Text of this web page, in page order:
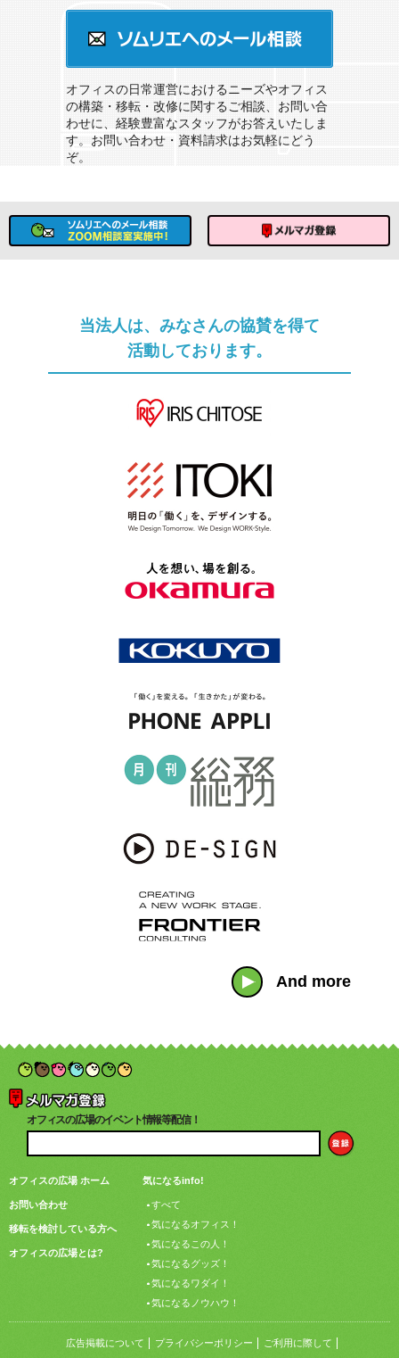
オフィスの日常運営におけるニーズやオフィス
の構築・移転・改修に関するご相談、お問い合
わせに、経験豊富なスタッフがお答えいたしま
す。お問い合わせ・資料請求はお気軽にどう
ぞ。
当法人は、みなさんの協賛を得て
活動しております。
And more
オフィスの広場のイベント情報等配信！
オフィスの広場 ホーム
お問い合わせ
移転を検討している方へ
オフィスの広場とは?
気になるinfo!
すべて
気になるオフィス！
気になるこの人！
気になるグッズ！
気になるワダイ！
気になるノウハウ！
広告掲載について プライバシーポリシー ご利用に際して